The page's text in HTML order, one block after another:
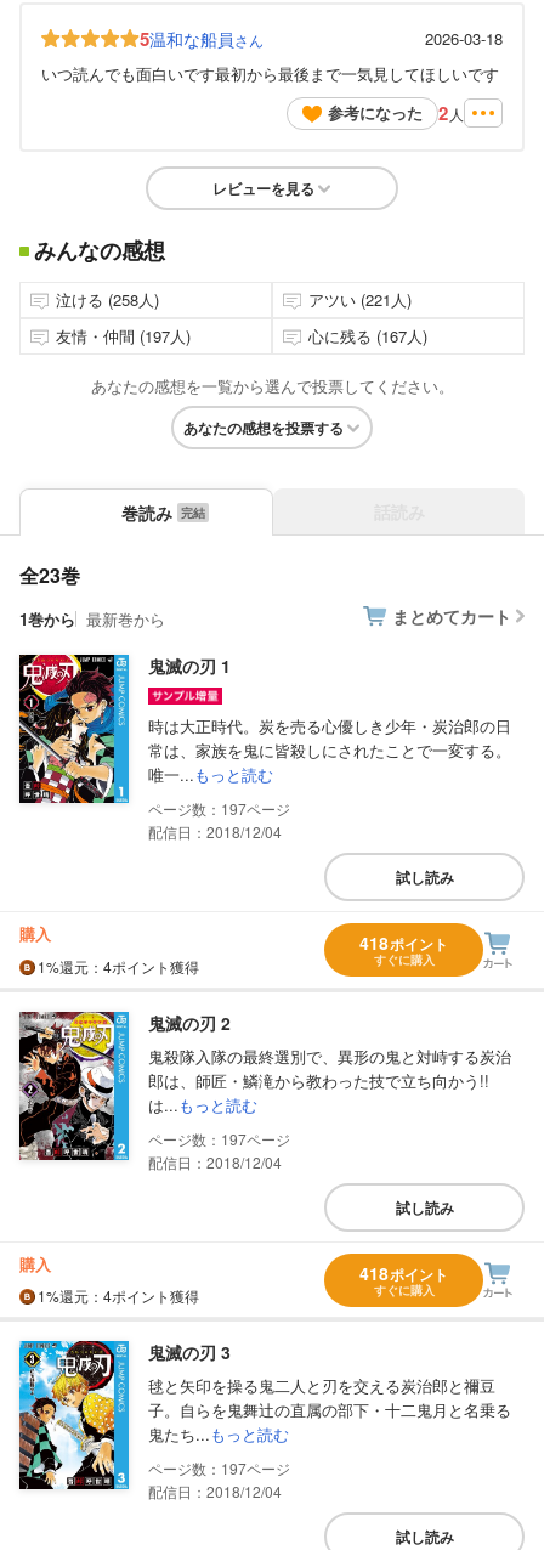
5温和な船員さん
2026-03-18
いつ読んでも面白いです最初から最後まで一気見してほしいです
参考になった
2人
レビューを見る
みんなの感想
泣ける (258人)
アツい (221人)
友情・仲間 (197人)
心に残る (167人)
あなたの感想を一覧から選んで投票してください。
あなたの感想を投票する
巻読み
全23巻
1巻から 最新巻から まとめてカート
鬼滅の刃 1
時は大正時代。炭を売る心優しき少年・炭治郎の日
常は、家族を鬼に皆殺しにされたことで一変する。
唯一...もっと読む
197
配信日：2018/12/04
試し読み
購入
1%還元 ：4ポイント獲得
418ポイント
すぐに購入
鬼滅の刃 2
鬼殺隊入隊の最終選別で、異形の鬼と対峙する炭治
郎は、師匠・鱗滝から教わった技で立ち向かう!!
は...もっと読む
197
配信日：2018/12/04
試し読み
購入
1%還元 ：4ポイント獲得
418ポイント
すぐに購入
鬼滅の刃 3
毬と矢印を操る鬼二人と刃を交える炭治郎と禰豆
子。自らを鬼舞辻の直属の部下・十二鬼月と名乗る
鬼たち...もっと読む
197
配信日：2018/12/04
試し読み